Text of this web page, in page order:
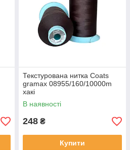
Текстурована нитка Coats
gramax 08955/160/10000m
хакі
В наявності
248 ₴
Купити